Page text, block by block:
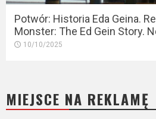
Potwór: Historia Eda Geina.
Monster: The Ed Gein Story.
10/10/2025
MIEJSCE NA REKLAMĘ